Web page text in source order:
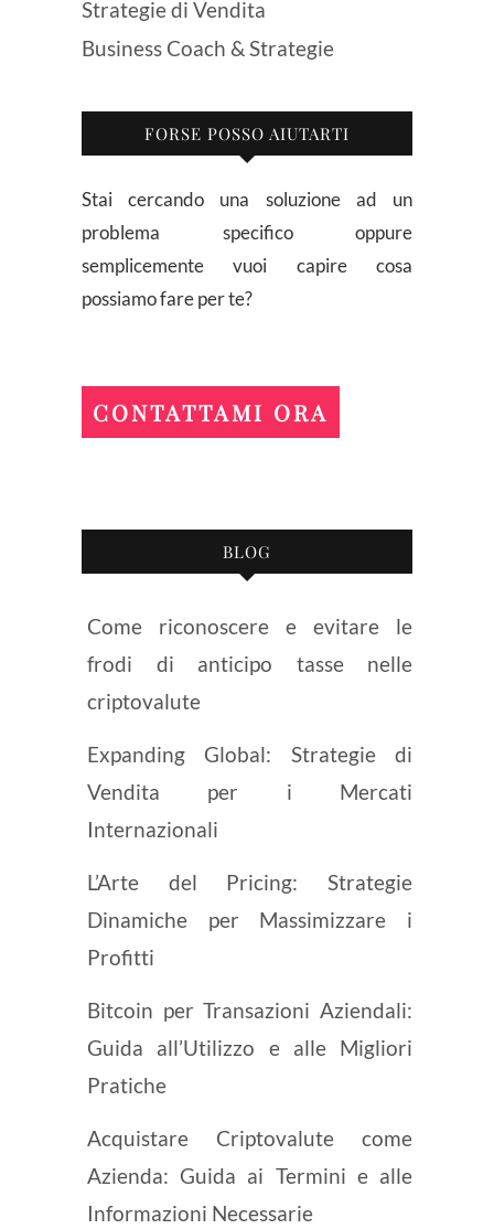
Strategie di Vendita
Business Coach & Strategie
FORSE POSSO AIUTARTI
Stai cercando una soluzione ad un
problema specifico oppure
semplicemente vuoi capire cosa
possiamo fare per te?
CONTATTAMI ORA
BLOG
Come riconoscere e evitare le
frodi di anticipo tasse nelle
criptovalute
Expanding Global: Strategie di
Vendita per i Mercati
Internazionali
L’Arte del Pricing: Strategie
Dinamiche per Massimizzare i
Profitti
Bitcoin per Transazioni Aziendali:
Guida all’Utilizzo e alle Migliori
Pratiche
Acquistare Criptovalute come
Azienda: Guida ai Termini e alle
Informazioni Necessarie